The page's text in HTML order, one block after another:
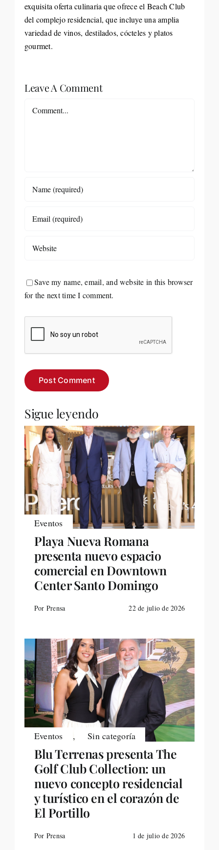
exquisita oferta culinaria que ofrece el Beach Club
del complejo residencial, que incluye una amplia
variedad de vinos, destilados, cócteles y platos
gourmet.
Leave A Comment
Save my name, email, and website in this browser
for the next time I comment.
Sigue leyendo
Eventos
Playa Nueva Romana
presenta nuevo espacio
comercial en Downtown
Center Santo Domingo
Por Prensa 22 de julio de 2026
Eventos , Sin categoría
Blu Terrenas presenta The
Golf Club Collection: un
nuevo concepto residencial
y turístico en el corazón de
El Portillo
Por Prensa 1 de julio de 2026